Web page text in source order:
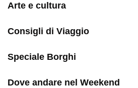
Arte e cultura
Consigli di Viaggio
Speciale Borghi
Dove andare nel Weekend